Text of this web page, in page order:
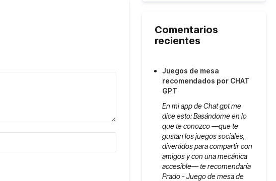
Comentarios
recientes
Juegos de mesa
recomendados por CHAT
GPT
En mi app de Chat gpt me
dice esto: Basándome en lo
que te conozco —que te
gustan los juegos sociales,
divertidos para compartir con
amigos y con una mecánica
accesible— te recomendaría
Prado - Juego de mesa de